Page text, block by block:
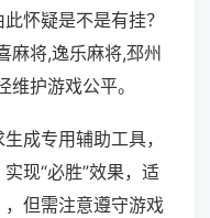
怀疑是不是有挂？
麻将,逸乐麻将,邳州
护游戏公平。
成专用辅助工具，
现“必胜”效果，适
但需注意遵守游戏